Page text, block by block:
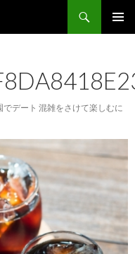
でデート 混雑をさけて楽しむに